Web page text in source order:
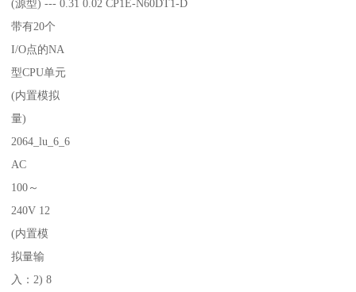
(源型) --- 0.31 0.02 CP1E-N60DT1-D
带有20个
I/O点的NA
型CPU单元
(内置模拟
量)
2064_lu_6_6
AC
100～
240V 12
(内置模
拟量输
入：2) 8